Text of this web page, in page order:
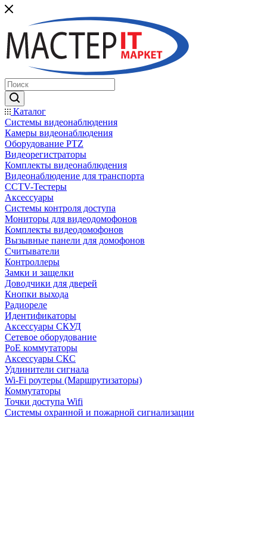
Каталог
Системы видеонаблюдения
Камеры видеонаблюдения
Оборудование PTZ
Видеорегистраторы
Комплекты видеонаблюдения
Видеонаблюдение для транспорта
CCTV-Тестеры
Аксессуары
Системы контроля доступа
Мониторы для видеодомофонов
Комплекты видеодомофонов
Вызывные панели для домофонов
Считыватели
Контроллеры
Замки и защелки
Доводчики для дверей
Кнопки выхода
Радиореле
Идентификаторы
Аксессуары СКУД
Сетевое оборудование
PoE коммутаторы
Аксессуары СКС
Удлинители сигнала
Wi-Fi роутеры (Маршрутизаторы)
Коммутаторы
Точки доступа Wifi
Системы охранной и пожарной сигнализации